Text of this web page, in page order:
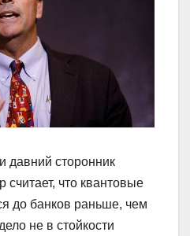
давний сторонник
что квантовые
до банков раньше, чем
не в стойкости